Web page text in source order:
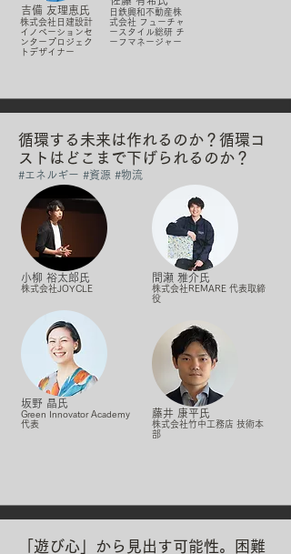
循環する未来は作れるのか？循環コ
ストはどこまで下げられるのか？
#​エネルギー #資源 #物流
「遊び心」から見出す可能性。困難
吉備 友理恵氏
株式会社日建設計
イノベーションセ
ンタープロジェク
トデザイナー
日鉄興和不動産株
式会社 フューチャ
ースタイル総研 チ
ーフマネージャー
小柳 裕太郎氏
株式会社JOYCLE
坂野 晶氏
Green Innovator Academy
代表
間瀬 雅介氏
株式会社REMARE 代表取締
役
藤井 康平氏
株式会社竹中工務店 技術本
部